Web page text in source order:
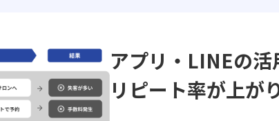
アプリ・LINEの活
リピート率が上が